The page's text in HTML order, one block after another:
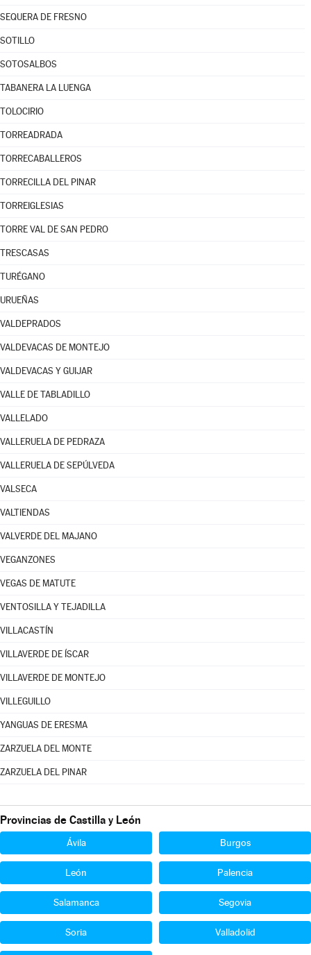
SEQUERA DE FRESNO
SOTILLO
SOTOSALBOS
TABANERA LA LUENGA
TOLOCIRIO
TORREADRADA
TORRECABALLEROS
TORRECILLA DEL PINAR
TORREIGLESIAS
TORRE VAL DE SAN PEDRO
TRESCASAS
TURÉGANO
URUEÑAS
VALDEPRADOS
VALDEVACAS DE MONTEJO
VALDEVACAS Y GUIJAR
VALLE DE TABLADILLO
VALLELADO
VALLERUELA DE PEDRAZA
VALLERUELA DE SEPÚLVEDA
VALSECA
VALTIENDAS
VALVERDE DEL MAJANO
VEGANZONES
VEGAS DE MATUTE
VENTOSILLA Y TEJADILLA
VILLACASTÍN
VILLAVERDE DE ÍSCAR
VILLAVERDE DE MONTEJO
VILLEGUILLO
YANGUAS DE ERESMA
ZARZUELA DEL MONTE
ZARZUELA DEL PINAR
Provincias de Castilla y León
Ávila Burgos
León Palencia
Salamanca Segovia
Soria Valladolid